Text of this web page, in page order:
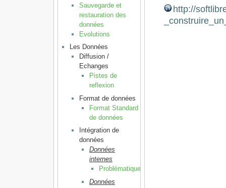
Sauvegarde et
restauration des
données
Evolutions
Les Données
Diffusion /
Echanges
Pistes de
reflexion
Format de données
Format Standard
de données
Intégration de
données
Données
internes
Problématique
Données
http://